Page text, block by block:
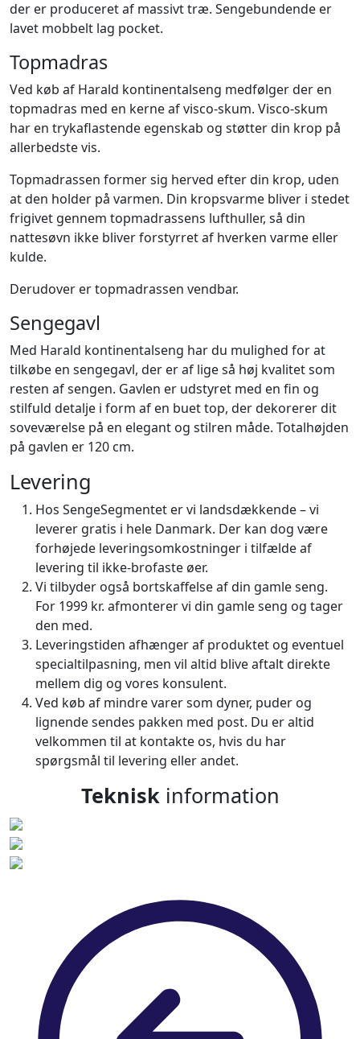
der er produceret af massivt træ. Sengebundende er
lavet mobbelt lag pocket.
Topmadras
Ved køb af Harald kontinentalseng medfølger der en
topmadras med en kerne af visco-skum. Visco-skum
har en trykaflastende egenskab og støtter din krop på
allerbedste vis.
Topmadrassen former sig herved efter din krop, uden
at den holder på varmen. Din kropsvarme bliver i stedet
frigivet gennem topmadrassens lufthuller, så din
nattesøvn ikke bliver forstyrret af hverken varme eller
kulde.
Derudover er topmadrassen vendbar.
Sengegavl
Med Harald kontinentalseng har du mulighed for at
tilkøbe en sengegavl, der er af lige så høj kvalitet som
resten af sengen. Gavlen er udstyret med en fin og
stilfuld detalje i form af en buet top, der dekorerer dit
soveværelse på en elegant og stilren måde. Totalhøjden
på gavlen er 120 cm.
Levering
Hos SengeSegmentet er vi landsdækkende – vi
leverer gratis i hele Danmark. Der kan dog være
forhøjede leveringsomkostninger i tilfælde af
levering til ikke-brofaste øer.
Vi tilbyder også bortskaffelse af din gamle seng.
For 1999 kr. afmonterer vi din gamle seng og tager
den med.
Leveringstiden afhænger af produktet og eventuel
specialtilpasning, men vil altid blive aftalt direkte
mellem dig og vores konsulent.
Ved køb af mindre varer som dyner, puder og
lignende sendes pakken med post. Du er altid
velkommen til at kontakte os, hvis du har
spørgsmål til levering eller andet.
Teknisk information